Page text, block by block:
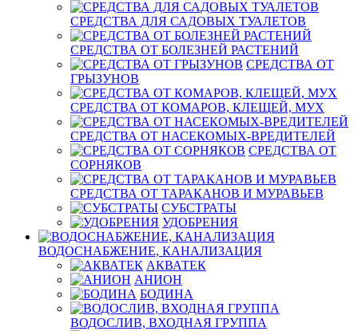
СРЕДСТВА ДЛЯ САДОВЫХ ТУАЛЕТОВ
СРЕДСТВА ОТ БОЛЕЗНЕЙ РАСТЕНИЙ
СРЕДСТВА ОТ
ГРЫЗУНОВ
СРЕДСТВА ОТ КОМАРОВ, КЛЕЩЕЙ, МУХ
СРЕДСТВА ОТ НАСЕКОМЫХ-ВРЕДИТЕЛЕЙ
СРЕДСТВА ОТ
СОРНЯКОВ
СРЕДСТВА ОТ ТАРАКАНОВ И МУРАВЬЕВ
СУБСТРАТЫ
УДОБРЕНИЯ
ВОДОСНАБЖЕНИЕ, КАНАЛИЗАЦИЯ
АКВАТЕК
АНИОН
БОДИНА
ВОДОСЛИВ, ВХОДНАЯ ГРУППА